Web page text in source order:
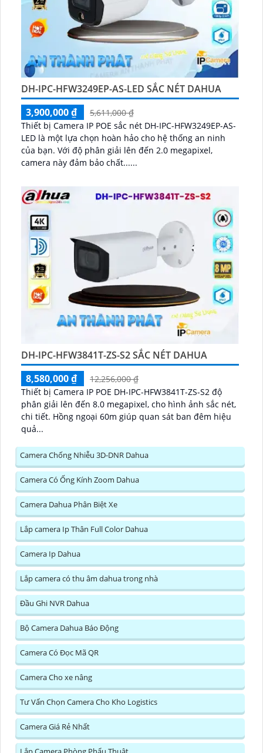
DH-IPC-HFW3249EP-AS-LED SẮC NÉT DAHUA
3,900,000 ₫
5,611,000 ₫
Thiết bị Camera IP POE sắc nét DH-IPC-HFW3249EP-AS-
LED là một lựa chọn hoàn hảo cho hệ thống an ninh
của bạn. Với độ phân giải lên đến 2.0 megapixel,
camera này đảm bảo chất......
DH-IPC-HFW3841T-ZS-S2 SẮC NÉT DAHUA
8,580,000 ₫
12,256,000 ₫
Thiết bị Camera IP POE DH-IPC-HFW3841T-ZS-S2 độ
phân giải lên đến 8.0 megapixel, cho hình ảnh sắc nét,
chi tiết. Hồng ngoại 60m giúp quan sát ban đêm hiệu
quả...
Camera Chống Nhiễu 3D-DNR Dahua
Camera Có Ống Kính Zoom Dahua
Camera Dahua Phân Biệt Xe
Lắp camera Ip Thân Full Color Dahua
Camera Ip Dahua
Lắp camera có thu âm dahua trong nhà
Đầu Ghi NVR Dahua
Bộ Camera Dahua Báo Động
Camera Có Đọc Mã QR
Camera Cho xe nâng
Tư Vấn Chọn Camera Cho Kho Logistics
Camera Giá Rẻ Nhất